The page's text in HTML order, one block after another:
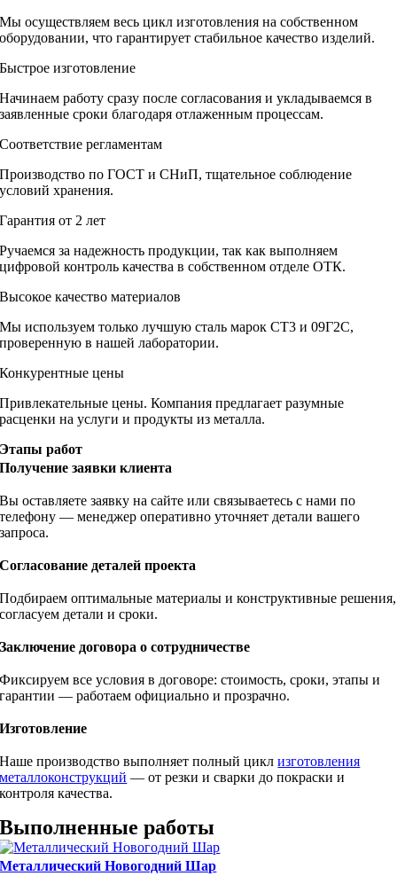
Мы осуществляем весь цикл изготовления на собственном
оборудовании, что гарантирует стабильное качество изделий.
Быстрое изготовление
Начинаем работу сразу после согласования и укладываемся в
заявленные сроки благодаря отлаженным процессам.
Соответствие регламентам
Производство по ГОСТ и СНиП, тщательное соблюдение
условий хранения.
Гарантия от 2 лет
Ручаемся за надежность продукции, так как выполняем
цифровой контроль качества в собственном отделе ОТК.
Высокое качество материалов
Мы используем только лучшую сталь марок СТ3 и 09Г2С,
проверенную в нашей лаборатории.
Конкурентные цены
Привлекательные цены. Компания предлагает разумные
расценки на услуги и продукты из металла.
Этапы работ
Получение заявки клиента
Вы оставляете заявку на сайте или связываетесь с нами по
телефону — менеджер оперативно уточняет детали вашего
запроса.
Согласование деталей проекта
Подбираем оптимальные материалы и конструктивные решения,
согласуем детали и сроки.
Заключение договора о сотрудничестве
Фиксируем все условия в договоре: стоимость, сроки, этапы и
гарантии — работаем официально и прозрачно.
Изготовление
Наше производство выполняет полный циклизготовления
металлоконструкций — от резки и сварки до покраски и
контроля качества.
Выполненные работы
Металлический Новогодний Шар